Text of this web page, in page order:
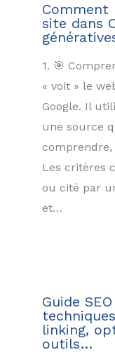
Comment
site dans
1. 🎯
« voit » le
Google. Il
une source
Les critères
ou cité par
et…
Guide
linking,
outils…